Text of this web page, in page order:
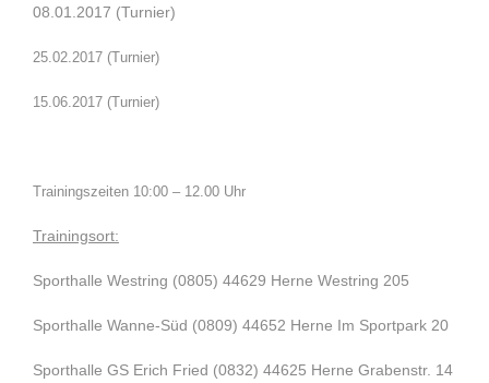
08.01.2017 (Turnier)
25.02.2017 (Turnier)
15.06.2017 (Turnier)
Trainingszeiten 10:00 – 12.00 Uhr
Trainingsort:
Sporthalle Westring (0805) 44629 Herne Westring 205
Sporthalle Wanne-Süd (0809) 44652 Herne Im Sportpark 20
Sporthalle GS Erich Fried (0832) 44625 Herne Grabenstr. 14